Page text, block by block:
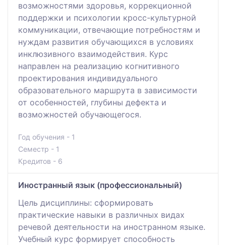
возможностями здоровья, коррекционной
поддержки и психологии кросс-культурной
коммуникации, отвечающие потребностям и
нуждам развития обучающихся в условиях
инклюзивного взаимодействия. Курс
направлен на реализацию когнитивного
проектирования индивидуального
образовательного маршрута в зависимости
от особенностей, глубины дефекта и
возможностей обучающегося.
Год обучения - 1
Семестр - 1
Кредитов - 6
Иностранный язык (профессиональный)
Цель дисциплины: сформировать
практические навыки в различных видах
речевой деятельности на иностранном языке.
Учебный курс формирует способность